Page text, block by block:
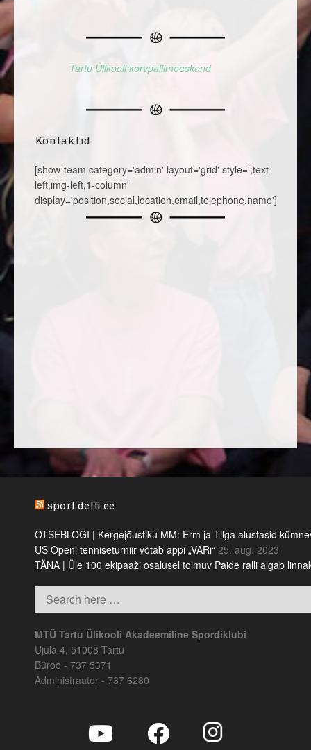
Tartu Ülikooli korvpallimeeskond
Kontaktid
[show-team category='admin' layout='grid' style=',text-
left,img-left,1-column'
display='position,social,location,email,telephone,name']
sport.delfi.ee
OTSEBLOGI | Kergejõustiku MM: Erm ja Tilga alustasid
US Openi tenniseturniir võtab appi „VARi“ 25. aug. 2023
TÄNA | Üle 100 ekipaaži osalusel toimuv Paide ralli algab
MTÜ Tartu Ülikooli Akadeemiline Spordiklubi
Ujula 4, 51008 Tartu
Büroo - 737 5371
Administraator - 737 6280